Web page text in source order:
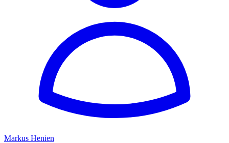
Markus Henien